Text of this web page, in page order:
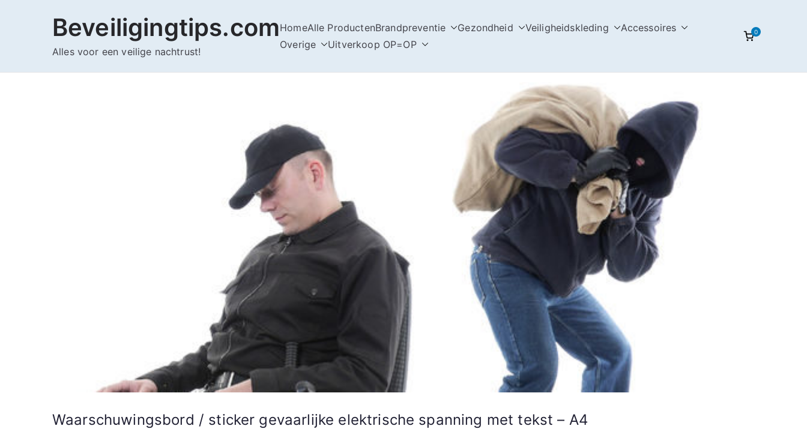
Beveiligingtips.com
Alles voor een veilige nachtrust!
HomeAlle ProductenBrandpreventie Gezondheid Veiligheidskleding
Accessoires
Overige
Uitverkoop OP=OP
0
Waarschuwingsbord / sticker gevaarlijke elektrische spanning met tekst – A4